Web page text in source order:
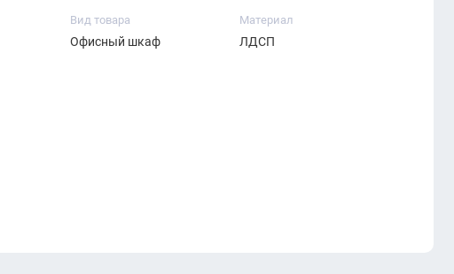
Вид товара
Офисный шкаф
Материал
ЛДСП